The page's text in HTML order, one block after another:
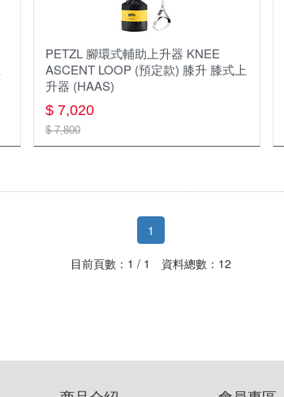
PETZL 腳環式輔助上升器 KNEE
ASCENT LOOP (預定款) 膝升 膝式上
升器 (HAAS)
$ 7,020
$ 7,800
1
目前頁數：1 / 1 資料總數：12